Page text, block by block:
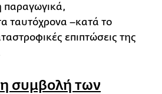
παραγωγικά,
ταυτόχρονα –κατά το
επιπτώσεις της
η συμβολή των